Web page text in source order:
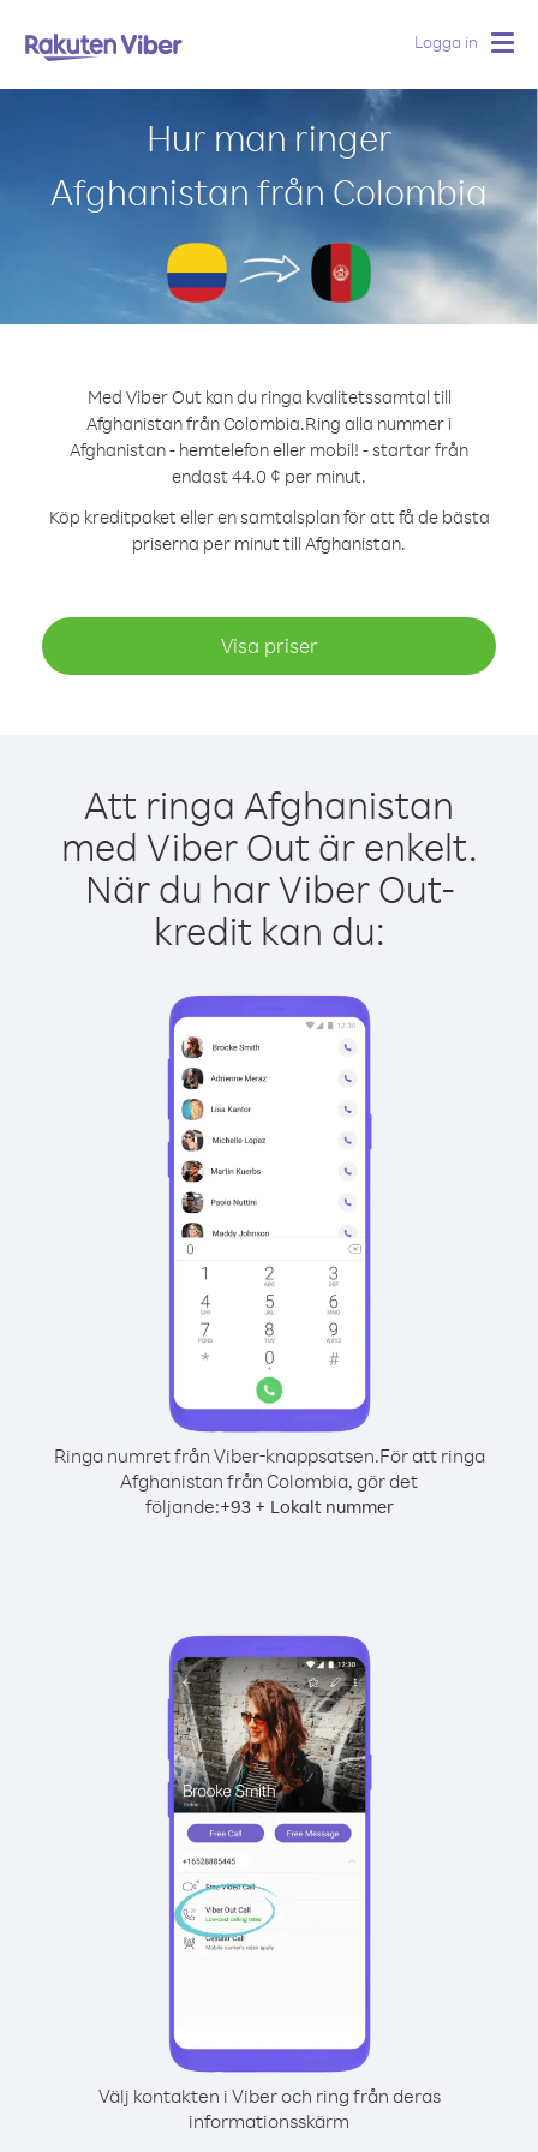
Logga in
Hur man ringer
Afghanistan från Colombia
Med Viber Out kan du ringa kvalitetssamtal till
Afghanistan från Colombia.Ring alla nummer i
Afghanistan - hemtelefon eller mobil! - startar från
endast 44.0 ¢ per minut.
Köp kreditpaket eller en samtalsplan för att få de bästa
priserna per minut till Afghanistan.
Visa priser
Att ringa Afghanistan
med Viber Out är enkelt.
När du har Viber Out-
kredit kan du:
Ringa numret från Viber-knappsatsen.För att ringa
Afghanistan från Colombia, gör det
följande:+93+ Lokalt nummer
Välj kontakten i Viber och ring från deras
informationsskärm